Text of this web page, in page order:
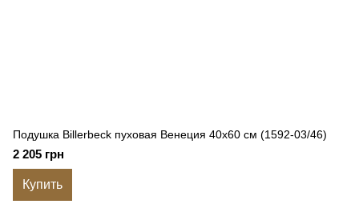
Подушка Billerbeck пуховая Венеция 40x60 см (1592-03/46)
2 205 грн
Купить